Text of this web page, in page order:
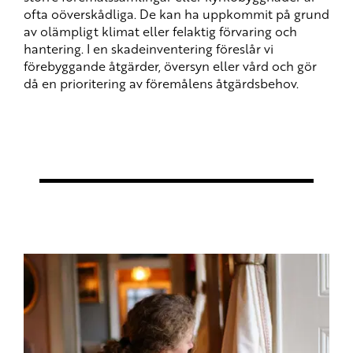
ofta oöverskådliga. De kan ha uppkommit på grund
av olämpligt klimat eller felaktig förvaring och
hantering. I en skadeinventering föreslår vi
förebyggande åtgärder, översyn eller vård och gör
då en prioritering av föremålens åtgärdsbehov.